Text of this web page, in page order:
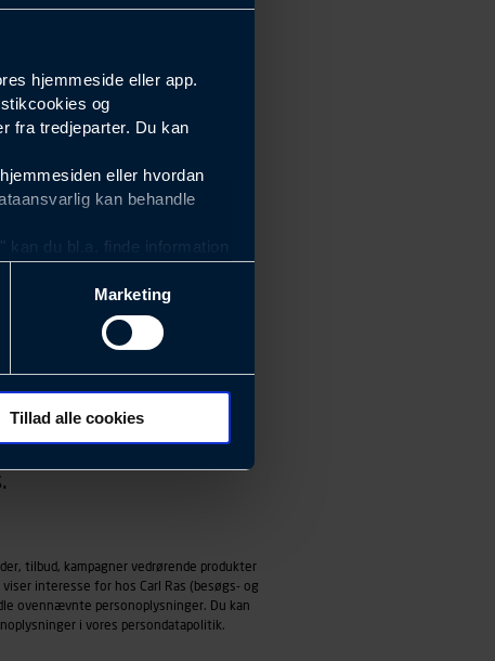
hjemmeside eller app.
og
fra tredjeparter. Du kan
eller hvordan
kan behandle
kan du bl.a. finde information
af vores
derfor skal være nemme at
IP-adresse,
dit foretrukne sprog, og den
behandles der
tidspunkt, hvad der
(computer,
Marketing
Tillad alle cookies
værktøj, beslag,
tilbud, kampagner vedrørende produkter
interesse for hos Carl Ras (besøgs- og
ovennævnte personoplysninger. Du kan
i vores persondatapolitik.